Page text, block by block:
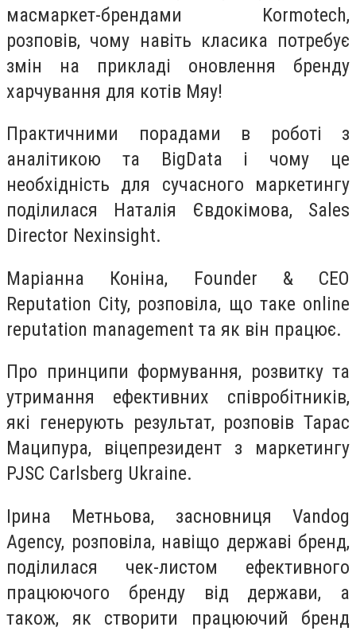
масмаркет-брендами Kormotech,
розповів, чому навіть класика потребує
змін на прикладі оновлення бренду
харчування для котів Мяу!
Практичними порадами в роботі з
аналітикою та BigData і чому це
необхідність для сучасного маркетингу
поділилася Наталія Євдокімова, Sales
Director Nexinsight.
Маріанна Коніна, Founder & CEO
Reputation City, розповіла, що таке online
reputation management та як він працює.
Про принципи формування, розвитку та
утримання ефективних співробітників,
які генерують результат, розповів Тарас
Маципура, віцепрезидент з маркетингу
PJSC Carlsberg Ukraine.
Ірина Метньова, засновниця Vandog
Agency, розповіла, навіщо державі бренд,
поділилася чек-листом ефективного
працюючого бренду від держави, а
також, як створити працюючий бренд